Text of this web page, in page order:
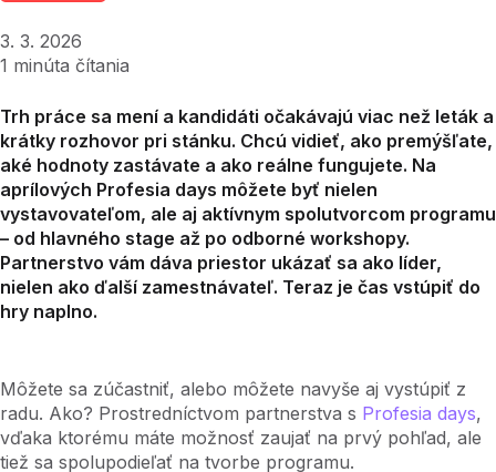
3. 3. 2026
1 minúta čítania
Trh práce sa mení a kandidáti očakávajú viac než leták a
krátky rozhovor pri stánku. Chcú vidieť, ako premýšľate,
aké hodnoty zastávate a ako reálne fungujete. Na
aprílových Profesia days môžete byť nielen
vystavovateľom, ale aj aktívnym spolutvorcom programu
– od hlavného stage až po odborné workshopy.
Partnerstvo vám dáva priestor ukázať sa ako líder,
nielen ako ďalší zamestnávateľ. Teraz je čas vstúpiť do
hry naplno.
Môžete sa zúčastniť, alebo môžete navyše aj vystúpiť z
radu. Ako? Prostredníctvom partnerstva s Profesia days,
vďaka ktorému máte možnosť zaujať na prvý pohľad, ale
tiež sa spolupodieľať na tvorbe programu.